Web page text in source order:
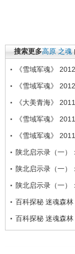
搜索更多高原 之魂
《雪域军魂》
《雪域军魂》
《大美青海》
《雪域军魂》
《雪域军魂》
陕北启示录（一）
陕北启示录（一）
陕北启示录（一）
百科探秘 迷魂森林
百科探秘 迷魂森林